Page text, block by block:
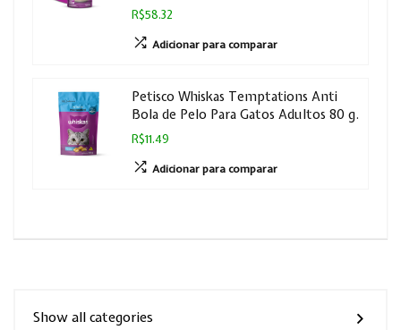
R$58.32
Adicionar para comparar
Petisco Whiskas Temptations Anti
Bola de Pelo Para Gatos Adultos 80 g.
R$11.49
Adicionar para comparar
Show all categories